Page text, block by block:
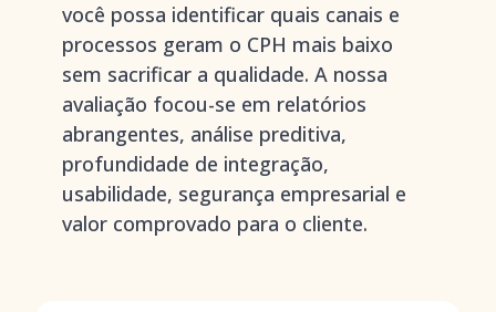
você possa identificar quais canais e
processos geram o CPH mais baixo
sem sacrificar a qualidade. A nossa
avaliação focou-se em relatórios
abrangentes, análise preditiva,
profundidade de integração,
usabilidade, segurança empresarial e
valor comprovado para o cliente.